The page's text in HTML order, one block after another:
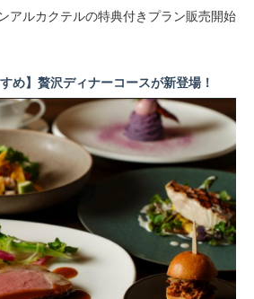
アルカクテルの特典付きプラン販売開始
め】贅沢ディナーコースが新登場！